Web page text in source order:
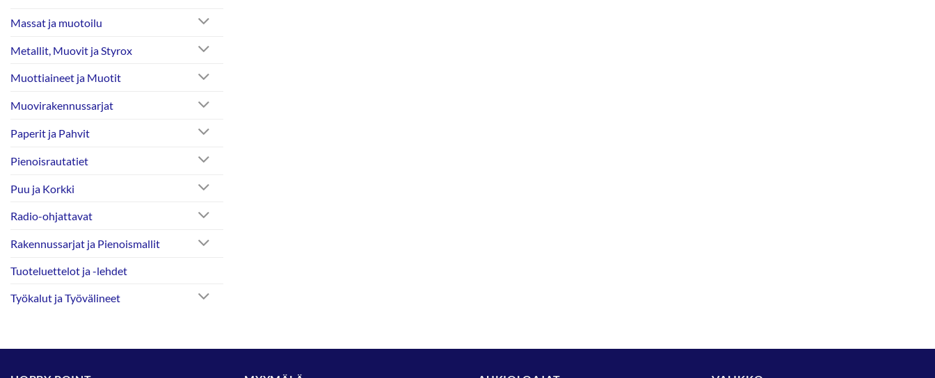
Massat ja muotoilu
Metallit, Muovit ja Styrox
Muottiaineet ja Muotit
Muovirakennussarjat
Paperit ja Pahvit
Pienoisrautatiet
Puu ja Korkki
Radio-ohjattavat
Rakennussarjat ja Pienoismallit
Tuoteluettelot ja -lehdet
Työkalut ja Työvälineet